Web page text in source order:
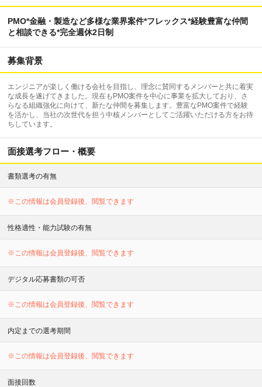
PMO*金融・製造など多様な業界案件*フレックス*経験豊富な仲間
と相談できる*完全週休2日制
募集背景
エンジニアが楽しく働ける会社を目指し、理念に賛同するメンバーと共に着実
な成長を遂げてきました。現在もPMO案件を中心に事業を拡大しており、さ
らなる組織強化に向けて、新たな仲間を募集します。豊富なPMO案件で経験
を活かし、当社の次世代を担う中核メンバーとしてご活躍いただける方をお待
ちしています。
面接選考フロー・概要
書類選考の有無
※この情報は会員登録後、閲覧できます
性格適性・能力試験の有無
※この情報は会員登録後、閲覧できます
デジタル応募書類の可否
※この情報は会員登録後、閲覧できます
内定までの選考期間
※この情報は会員登録後、閲覧できます
面接回数